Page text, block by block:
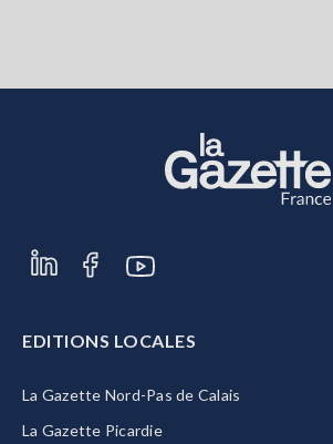
EDITIONS LOCALES
La Gazette Nord-Pas de Calais
La Gazette Picardie